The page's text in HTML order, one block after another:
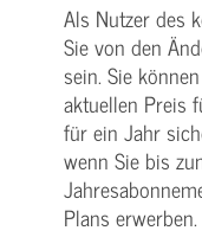
Als Nutzer des
Sie von den
sein. Sie
aktuellen Preis
für ein Jahr
wenn Sie bis
Plans